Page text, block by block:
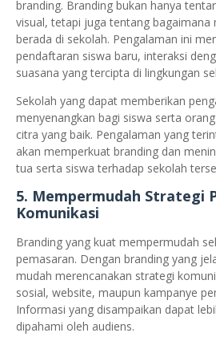
branding. Branding bukan hanya
visual, tetapi juga tentang bagaimana
berada di sekolah. Pengalaman ini
pendaftaran siswa baru, interaksi
suasana yang tercipta di lingkungan
Sekolah yang dapat memberikan
menyenangkan bagi siswa serta
citra yang baik. Pengalaman yang
akan memperkuat branding dan
tua serta siswa terhadap sekolah
5. Mempermudah Strategi
Komunikasi
Branding yang kuat mempermudah
pemasaran. Dengan branding yang
mudah merencanakan strategi
sosial, website, maupun kampanye
Informasi yang disampaikan dapat
dipahami oleh audiens.